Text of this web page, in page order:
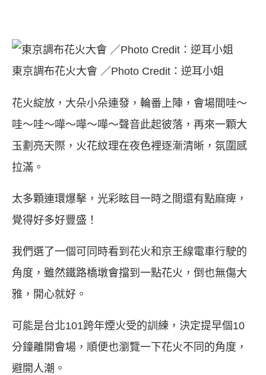
東京調布花火大會 ／Photo Credit：逆耳小姐
花火綻放，大朵小朵連發，輪番上陣，會場間哇～
哇～哇～嘩～嘩～嘩～聲音此起彼落，再來一顆大
玉劃亮天際，火花紋理在夜色裡逐漸清晰，氛圍感
拉滿。
太多顆連環爆擊，光彩眩目一時之間還有點麻痺，
覺得好多好豐盛！
我們選了一個可同時看到花火和京王線電車行駛的
角度，雖然鐵路橋墩會擋到一點花火，倒也無傷大
雅，開心就好。
可能是台北101跨年煙火受的訓練，決定提早個10
分鐘離開會場，順便也瀏覽一下花火不同的角度，
避開人潮。